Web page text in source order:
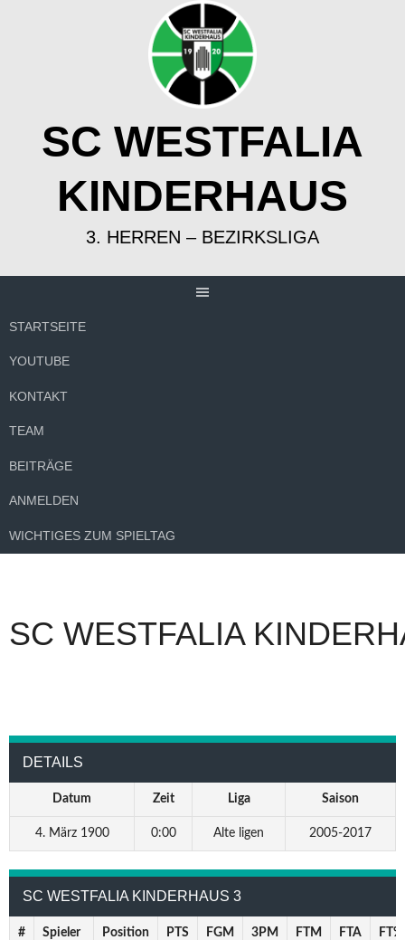
SC WESTFALIA
KINDERHAUS
3. HERREN – BEZIRKSLIGA
STARTSEITE
YOUTUBE
KONTAKT
TEAM
BEITRÄGE
ANMELDEN
WICHTIGES ZUM SPIELTAG
SC WESTFALIA
DETAILS
Datum Zeit Liga Saison
4. März 1900 0:00 Alte ligen 2005-2017
SC WESTFALIA KINDERHAUS 3
# Spieler Position PTS FGM 3PM FTM FTA FT%